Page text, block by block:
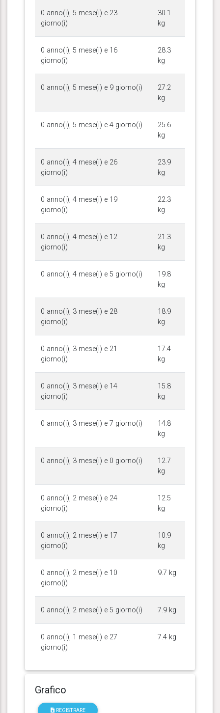
0 anno(i), 5 mese(i) e 23
giorno(i)
30.1
kg
0 anno(i), 5 mese(i) e 16
giorno(i)
28.3
kg
0 anno(i), 5 mese(i) e 9 giorno(i)
27.2
kg
0 anno(i), 5 mese(i) e 4 giorno(i)
25.6
kg
0 anno(i), 4 mese(i) e 26
giorno(i)
23.9
kg
0 anno(i), 4 mese(i) e 19
giorno(i)
22.3
kg
0 anno(i), 4 mese(i) e 12
giorno(i)
21.3
kg
0 anno(i), 4 mese(i) e 5 giorno(i)
19.8
kg
0 anno(i), 3 mese(i) e 28
giorno(i)
18.9
kg
0 anno(i), 3 mese(i) e 21
giorno(i)
17.4
kg
0 anno(i), 3 mese(i) e 14
giorno(i)
15.8
kg
0 anno(i), 3 mese(i) e 7 giorno(i)
14.8
kg
0 anno(i), 3 mese(i) e 0 giorno(i)
12.7
kg
0 anno(i), 2 mese(i) e 24
giorno(i)
12.5
kg
0 anno(i), 2 mese(i) e 17
giorno(i)
10.9
kg
0 anno(i), 2 mese(i) e 10
giorno(i)
9.7 kg
0 anno(i), 2 mese(i) e 5 giorno(i) 7.9 kg
0 anno(i), 1 mese(i) e 27
giorno(i)
7.4 kg
Grafico
REGISTRARE